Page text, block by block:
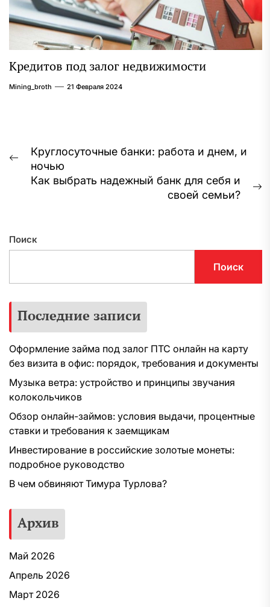
Кредитов под залог недвижимости
Mining_broth 21 Февраля 2024
Навигация
записям
Предыдущая
запись:
Круглосуточные банки: работа и днем, и
ночью
Как выбрать надежный банк для себя и
своей семьи?
Поиск
Поиск
Последние записи
Оформление займа под залог ПТС онлайн на карту
без визита в офис: порядок, требования и документы
Музыка ветра: устройство и принципы звучания
колокольчиков
Обзор онлайн-займов: условия выдачи, процентные
ставки и требования к заемщикам
Инвестирование в российские золотые монеты:
подробное руководство
В чем обвиняют Тимура Турлова?
Архив
Май 2026
Апрель 2026
Март 2026